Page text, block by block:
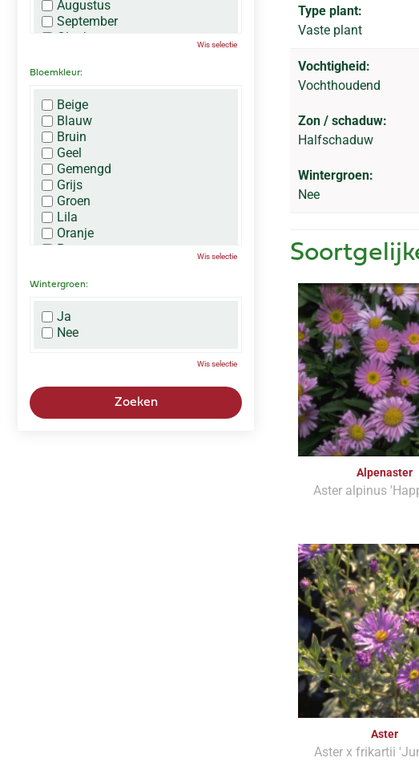
Type plant:
Vaste plant
Vochtigheid:
Vochthoudend
Zon / schaduw:
Halfschaduw
Wintergroen:
Nee
Alpenaster
Aster alpinus
Aster
Aster x frikartii
Augustus
September
Oktober
December
Wis selectie
Bloemkleur:
Beige
Blauw
Bruin
Geel
Gemengd
Grijs
Groen
Lila
Oranje
Paars
Roze
Zwart
Wis selectie
Wintergroen:
Ja
Nee
Wis selectie